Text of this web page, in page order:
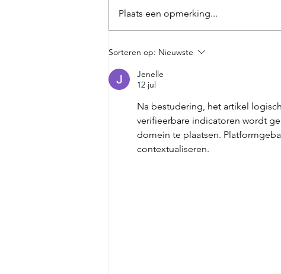
Zo kies je een
buurt voor jouw project
Plaats een opmerking...
Sorteren op: Nieuwste
Jenelle
12 jul
Na bestudering, het artikel
verifieerbare indicatoren wordt
domein te plaatsen.
contextualiseren.